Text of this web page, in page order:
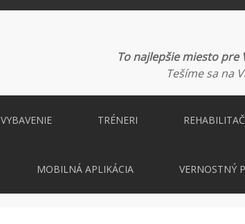
To najlepšie miesto pre
Tešíme sa na
VYBAVENIE TRÉNERI
MOBILNÁ APLIKÁCIA VERNOSTNÝ